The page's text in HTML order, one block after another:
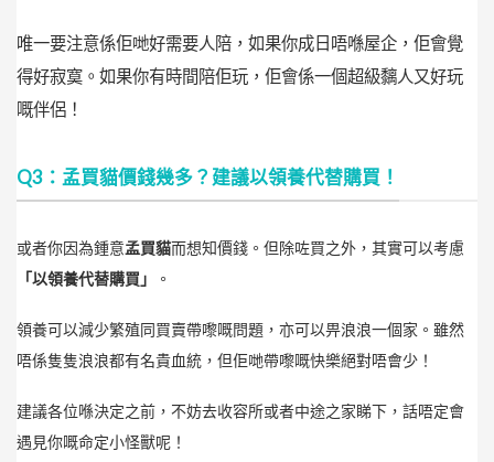
唯一要注意係佢哋好需要人陪，如果你成日唔喺屋企，佢會覺
得好寂寞。如果你有時間陪佢玩，佢會係一個超級黐人又好玩
嘅伴侶！
Q3：孟買貓價錢幾多？建議以領養代替購買！
或者你因為鍾意孟買貓而想知價錢。但除咗買之外，其實可以考慮
「以領養代替購買」
。
領養可以減少繁殖同買賣帶嚟嘅問題，亦可以畀浪浪一個家。雖然
唔係隻隻浪浪都有名貴血統，但佢哋帶嚟嘅快樂絕對唔會少！
建議各位喺決定之前，不妨去收容所或者中途之家睇下，話唔定會
遇見你嘅命定小怪獸呢！